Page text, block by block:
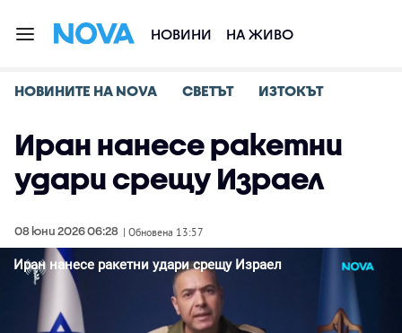
НОВИНИ НА ЖИВО
НОВИНИТЕ НА NOVA СВЕТЪТ ИЗТОКЪТ
Иран нанесе ракетни
удари срещу Израел
08 юни 2026 06:28 | Обновена 13:57